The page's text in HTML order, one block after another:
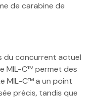
de carabine de
du concurrent actuel
MIL-C™ permet des
MIL-C™ a un point
précis, tandis que